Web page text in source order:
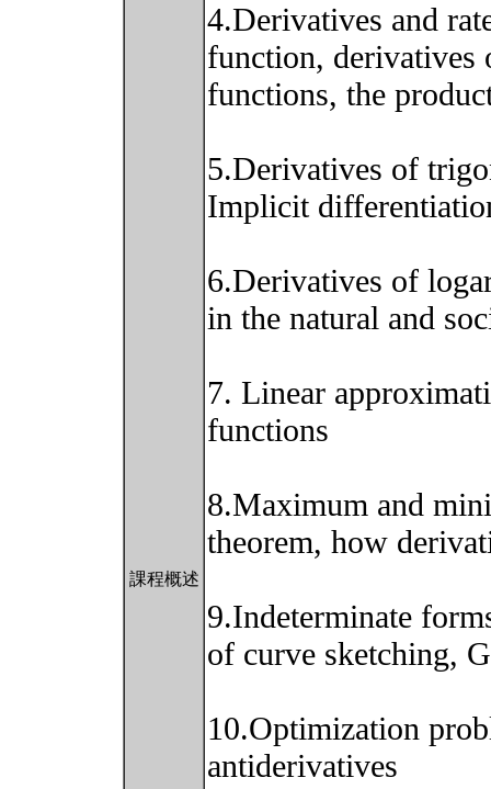
課程概述
4.Derivatives and
function, derivatives
functions, the
5.Derivatives of
Implicit
6.Derivatives of
in the natural and
7. Linear
functions
8.Maximum and
theorem, how
9.Indeterminate
of curve sketching,
10.Optimization
antiderivatives